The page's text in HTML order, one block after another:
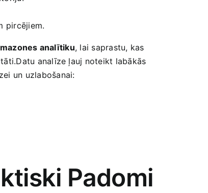
pircējiem.
analītiku, lai saprastu,⁢ kas
analīze ļauj noteikt labākās
un uzlabošanai:
Padomi